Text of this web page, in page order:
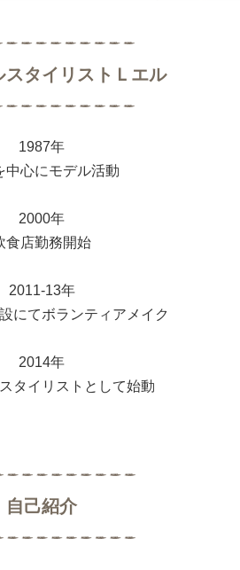
スタイリストＬエル
1987年
中心にモデル活動
2000年
食店勤務開始
2011-13年
にてボランティアメイク
2014年
タイリストとして始動
​自己紹介